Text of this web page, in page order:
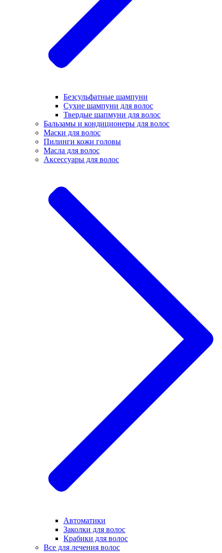
Безсульфатные шампуни
Сухие шампуни для волос
Твердые шапмуни для волос
Бальзамы и кондиционеры для волос
Маски для волос
Пилинги кожи головы
Масла для волос
Аксессуары для волос
Автоматики
Заколки для волос
Крабики для волос
Все для лечения волос